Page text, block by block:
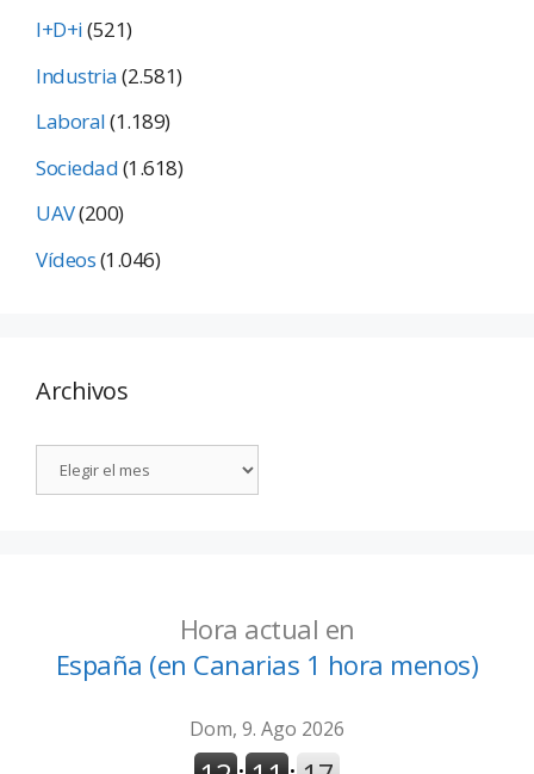
I+D+i(521)
Industria(2.581)
Laboral(1.189)
Sociedad(1.618)
UAV(200)
Vídeos(1.046)
Archivos
Hora actual en
España (en Canarias 1 hora menos)